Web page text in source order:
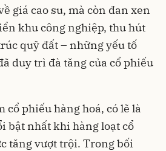
giá cao su, mà còn đan xen
khu công nghiệp, thu hút
quỹ đất – những yếu tố
duy trì đà tăng của cổ phiếu
cổ phiếu hàng hoá, có lẽ là
bật nhất khi hàng loạt cổ
tăng vượt trội. Trong bối